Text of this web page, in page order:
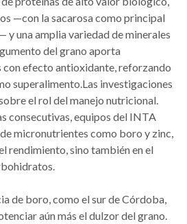
—con la sacarosa como principal
y una amplia variedad de minerales
del grano aporta
efecto antioxidante, reforzando
superalimento.Las investigaciones
el rol del manejo nutricional.
consecutivas, equipos del INTA
micronutrientes como boro y zinc,
rendimiento, sino también en el
de boro, como el sur de Córdoba,
aún más el dulzor del grano.